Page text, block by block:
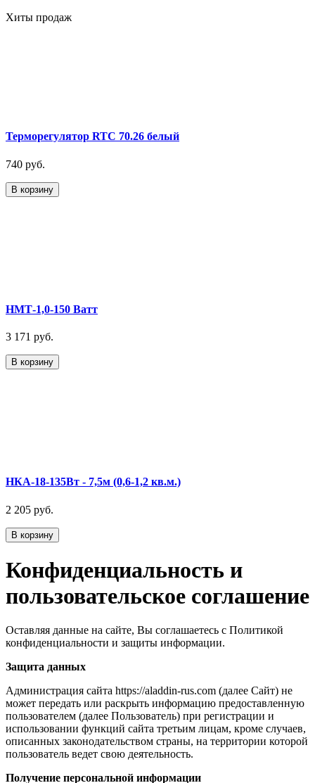
Хиты продаж
Терморегулятор RTC 70.26 белый
740 руб.
В корзину
НМТ-1,0-150 Ватт
3 171 руб.
В корзину
НКА-18-135Вт - 7,5м (0,6-1,2 кв.м.)
2 205 руб.
В корзину
Конфиденциальность и
пользовательское соглашение
Оставляя данные на сайте, Вы соглашаетесь с Политикой
конфиденциальности и защиты информации.
Защита данных
Администрация сайта https://aladdin-rus.com (далее Сайт) не
может передать или раскрыть информацию предоставленную
пользователем (далее Пользователь) при регистрации и
использовании функций сайта третьим лицам, кроме случаев,
описанных законодательством страны, на территории которой
пользователь ведет свою деятельность.
Получение персональной информации